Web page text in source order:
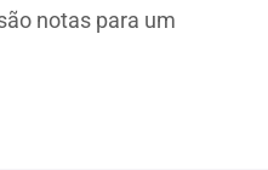
notas para um